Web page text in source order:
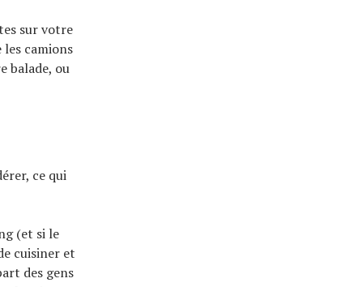
sur votre
camions
balade, ou
ce qui
(et si le
cuisiner et
des gens